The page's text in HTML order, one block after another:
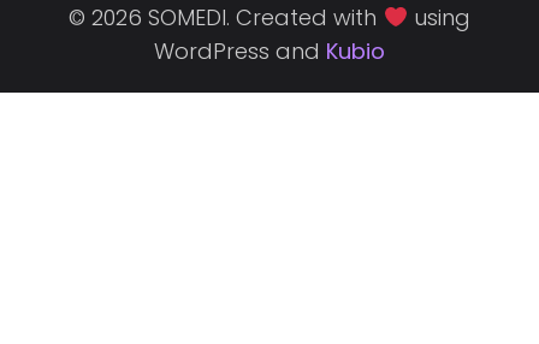
© 2026 SOMEDI. Created with
using
WordPress and Kubio